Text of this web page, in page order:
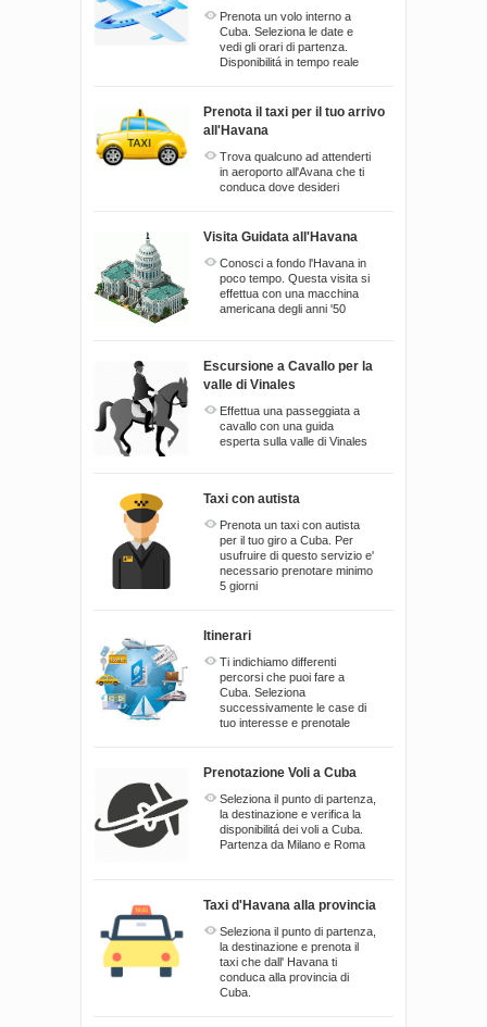
Prenota un volo interno a
Cuba. Seleziona le date e
vedi gli orari di partenza.
Disponibilitá in tempo reale
Prenota il taxi per il tuo arrivo
all'Havana
Trova qualcuno ad attenderti
in aeroporto all'Avana che ti
conduca dove desideri
Visita Guidata all'Havana
Conosci a fondo l'Havana in
poco tempo. Questa visita si
effettua con una macchina
americana degli anni '50
Escursione a Cavallo per la
valle di Vinales
Effettua una passeggiata a
cavallo con una guida
esperta sulla valle di Vinales
Taxi con autista
Prenota un taxi con autista
per il tuo giro a Cuba. Per
usufruire di questo servizio e'
necessario prenotare minimo
5 giorni
Itinerari
Ti indichiamo differenti
percorsi che puoi fare a
Cuba. Seleziona
successivamente le case di
tuo interesse e prenotale
Prenotazione Voli a Cuba
Seleziona il punto di partenza,
la destinazione e verifica la
disponibilitá dei voli a Cuba.
Partenza da Milano e Roma
Taxi d'Havana alla provincia
Seleziona il punto di partenza,
la destinazione e prenota il
taxi che dall' Havana ti
conduca alla provincia di
Cuba.